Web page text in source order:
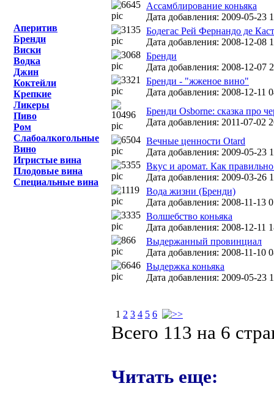
Аперитив
Бренди
Виски
Водка
Джин
Коктейли
Крепкие
Ликеры
Пиво
Ром
Слабоалкогольные
Вино
Игристые вина
Плодовые вина
Специальные вина
Ассамблирование коньяка
Дата добавления: 2009-05-23
Бодегас Рей Фернандо де
Дата добавления: 2008-12-08
Бренди
Дата добавления: 2008-12-07
Бренди - "жженое вино"
Дата добавления: 2008-12-11
Бренди Osborne: сказка про
Дата добавления: 2011-07-02
Вечные ценности Otard
Дата добавления: 2009-05-23
Вкус и аромат. Как
Дата добавления: 2009-03-26
Вода жизни (Бренди)
Дата добавления: 2008-11-13
Волшебство коньяка
Дата добавления: 2008-12-11
Выдержанный провинциал
Дата добавления: 2008-11-10
Выдержка коньяка
Дата добавления: 2009-05-23
1 2 3 4 5 6
Всего 113 на 6
Читать еще: